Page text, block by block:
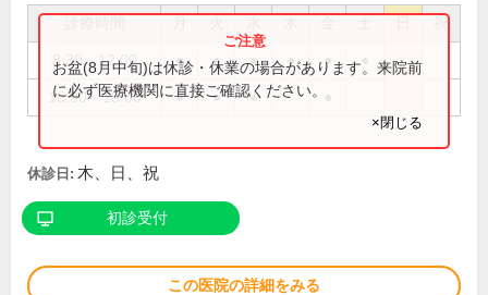
祝
8:30～12:00 ● ● ● ● ●
16:00～19:00 ● ● ●
お盆(8月中旬)は休診・休業の場合があります。来院前
に必ず医療機関に直接ご確認ください。
×閉じる
休診日: 木、日、祝
初診受付
この医院の詳細をみる